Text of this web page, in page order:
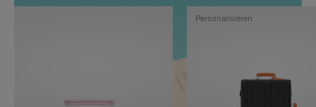
VIDEO
IST
Personalisieren